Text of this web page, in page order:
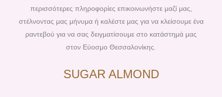
περισσότερες πληροφορίες επικοινωνήστε μαζί μας,
στέλνοντας μας μήνυμα ή καλέστε μας για να κλείσουμε ένα
ραντεβού για να σας δειγματίσουμε στο κατάστημά μας
στον Εύοσμο Θεσσαλονίκης.
SUGAR ALMOND